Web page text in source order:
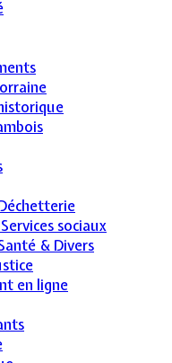
sociaux
& Divers
en ligne